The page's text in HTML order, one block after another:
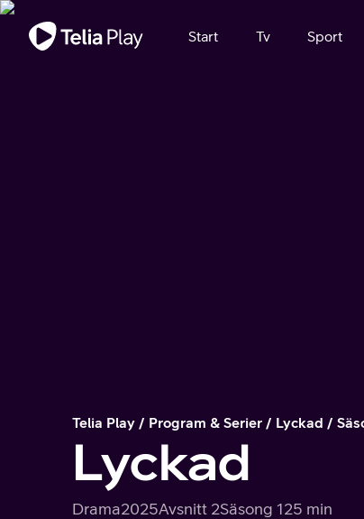
Viktigt meddelande
Start Tv Sport
Telia Play Program & Serier Lyckad
Lyckad
Drama2025Avsnitt 2Säsong 125 min